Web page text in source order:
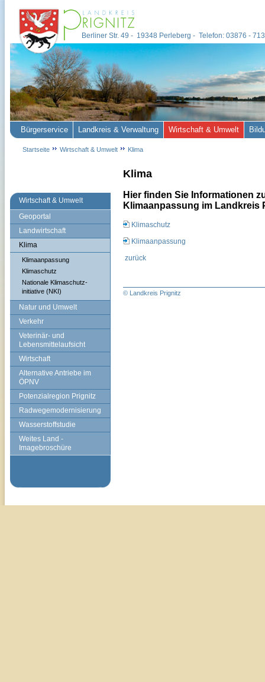
Wirtschaft & Umwelt
Geoportal
Landwirtschaft
Klima
Klimaanpassung
Klimaschutz
Nationale Klimaschutz-
initiative (NKI)
Natur und Umwelt
Verkehr
Veterinär- und
Lebensmittelaufsicht
Wirtschaft
Alternative Antriebe im
ÖPNV
Potenzialregion Prignitz
Radwegemodernisierung
Wasserstoffstudie
Weites Land -
Imagebroschüre
Klima
Hier finden Sie Informationen
Klimaanpassung im Landkreis
Klimaschutz
Klimaanpassung
zurück
© Landkreis Prignitz
Berliner Str. 49 - 19348 Perleberg - Telefon: 03876 -
Bürgerservice Landkreis & Verwaltung Wirtschaft & Umwelt
Startseite Wirtschaft & Umwelt Klima